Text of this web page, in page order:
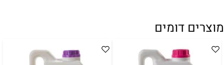
מוצרים דומים